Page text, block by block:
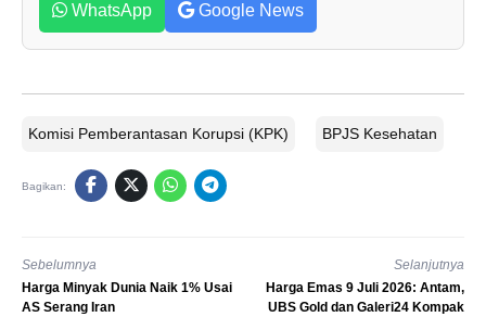
WhatsApp Google News
Komisi Pemberantasan Korupsi (KPK) BPJS Kesehatan
Bagikan:
Sebelumnya
Harga Minyak Dunia Naik 1% Usai
AS Serang Iran
Selanjutnya
Harga Emas 9 Juli 2026: Antam,
UBS Gold dan Galeri24 Kompak